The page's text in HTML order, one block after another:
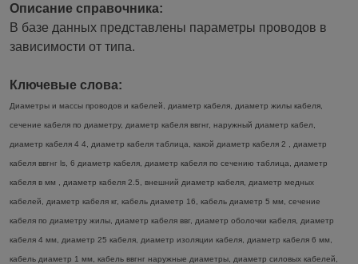
Описание справочника:
В базе данных представлены параметры проводов в
зависимости от типа.
Ключевые слова:
Диаметры и массы проводов и кабелей, диаметр кабеля, диаметр жилы кабеля,
сечение кабеля по диаметру, диаметр кабеля ввгнг, наружный диаметр кабел,
диаметр кабеля 4 4, диаметр кабеля таблица, какой диаметр кабеля 2 , диаметр
кабеля ввгнг ls, 6 диаметр кабеля, диаметр кабеля по сечению таблица, диаметр
кабеля в мм , диаметр кабеля 2.5, внешний диаметр кабеля, диаметр медных
кабелей, диаметр кабеля кг, кабель диаметр 16, кабель диаметр 5 мм, сечение
кабеля по диаметру жилы, диаметр кабеля ввг, диаметр оболочки кабеля, диаметр
кабеля 4 мм, диаметр 25 кабеля, диаметр изоляции кабеля, диаметр кабеля 6 мм,
кабель диаметр 1 мм, кабель ввгнг наружные диаметры, диаметр силовых кабелей,